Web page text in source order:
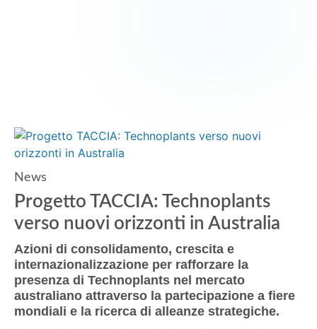
News
Progetto TACCIA: Technoplants
verso nuovi orizzonti in Australia
Azioni di consolidamento, crescita e
internazionalizzazione per rafforzare la
presenza di Technoplants nel mercato
australiano attraverso la partecipazione a fiere
mondiali e la ricerca di alleanze strategiche.